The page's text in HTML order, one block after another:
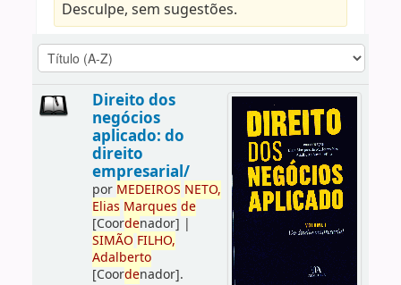
Desculpe, sem sugestões.
Direito dos
negócios
aplicado: do
direito
empresarial/
por MEDEIROS NETO,
Elias Marques de
[Coordenador] |
SIMÃO FILHO,
Adalberto
[Coordenador].